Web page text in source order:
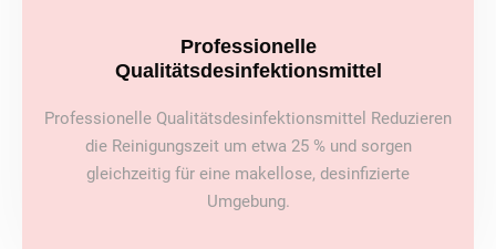
Professionelle
Qualitätsdesinfektionsmittel
Professionelle Qualitätsdesinfektionsmittel Reduzieren
die Reinigungszeit um etwa 25 % und sorgen
gleichzeitig für eine makellose, desinfizierte
Umgebung.